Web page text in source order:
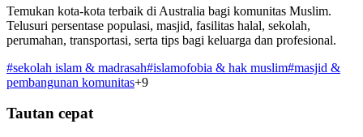
Temukan kota-kota terbaik di Australia bagi komunitas Muslim.
Telusuri persentase populasi, masjid, fasilitas halal, sekolah,
perumahan, transportasi, serta tips bagi keluarga dan profesional.
#sekolah islam & madrasah#islamofobia & hak muslim#masjid &
pembangunan komunitas+9
Tautan cepat